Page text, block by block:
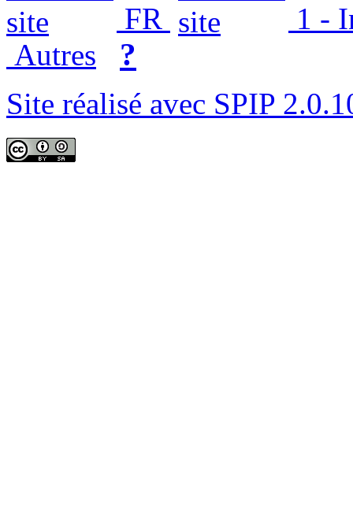
FR
1 -
Autres
?
Site réalisé avec SPIP